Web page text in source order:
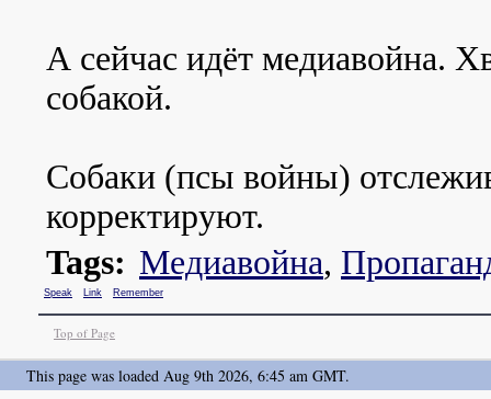
А сейчас идёт медиавойна.
собакой.
Собаки (псы войны)
корректируют.
Tags: Медиавойна,
Speak Link Remember
Top of Page
This page was loaded Aug 9th 2026, 6:45 am GMT.